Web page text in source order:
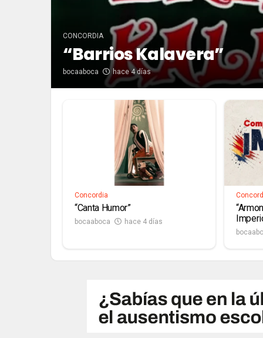
CONCORDIA
“Barrios Kalavera”
bocaaboca hace 4 días
Concordia
“Canta Humor”
bocaaboca hace 4 días